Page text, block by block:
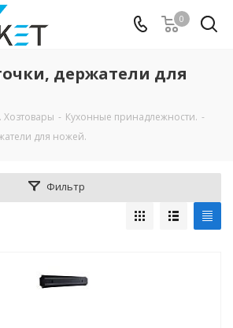
0
держатели для
Хозтовары - Кухонные принадлежности. -
для ножей.
Фильтр